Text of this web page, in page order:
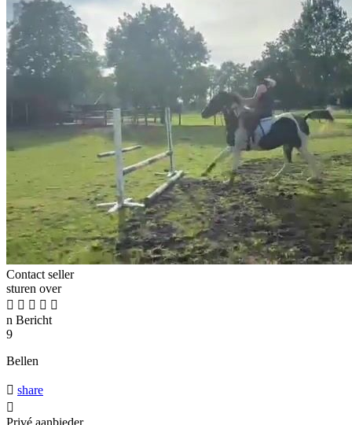
Contact seller
sturen over
    
n Bericht
9
Bellen
 share
